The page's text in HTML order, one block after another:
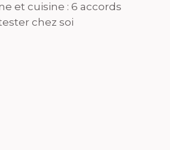
et cuisine : 6 accords
chez soi